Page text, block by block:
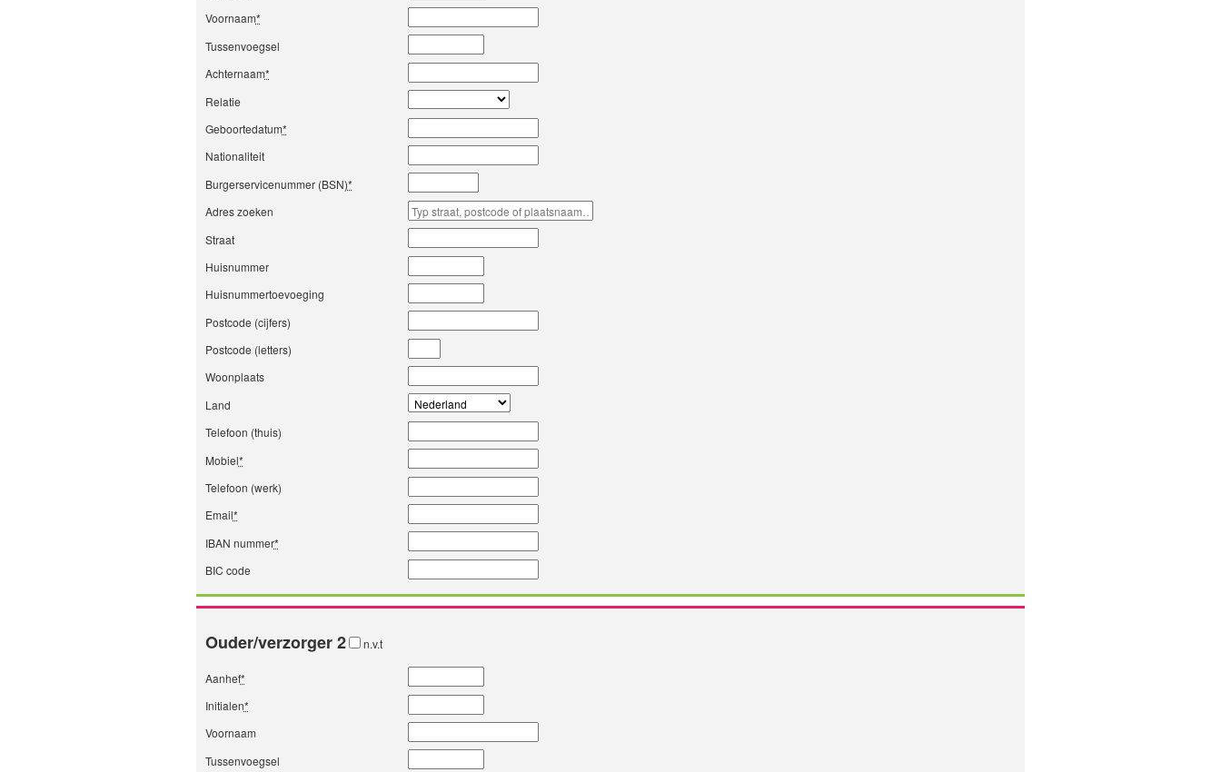
Voornaam*
Tussenvoegsel
Achternaam*
Relatie
Geboortedatum*
Nationaliteit
Burgerservicenummer (BSN)*
Adres zoeken
Straat
Huisnummer
Huisnummertoevoeging
Postcode (cijfers)
Postcode (letters)
Woonplaats
Land
Telefoon (thuis)
Mobiel*
Telefoon (werk)
Email*
IBAN nummer*
BIC code
Ouder/verzorger 2 n.v.t
Aanhef*
Initialen*
Voornaam
Tussenvoegsel